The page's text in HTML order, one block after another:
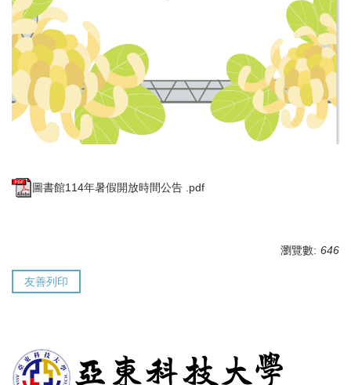
圖書館114年暑假開放時間公告 .pdf
瀏覽數: 646
友善列印